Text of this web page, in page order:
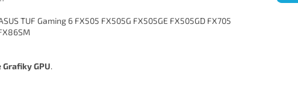
TUF Gaming 6 FX505 FX505G FX505GE FX505GD FX705
GPU.